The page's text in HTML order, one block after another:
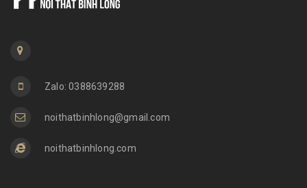
Zalo: 0388639288
noithatbinhlong@gmail.com
noithatbinhlong.com